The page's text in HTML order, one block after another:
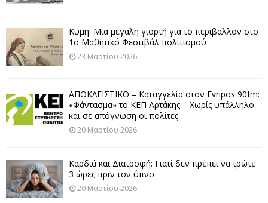
Κύμη: Μια μεγάλη γιορτή για το περιβάλλον στο
1ο Μαθητικό Φεστιβάλ πολιτισμού
23 Μαρτίου 2026
ΑΠΟΚΛΕΙΣΤΙΚΟ – Καταγγελία στον Evripos 90fm:
«Φάντασμα» το ΚΕΠ Αρτάκης – Χωρίς υπάλληλο
και σε απόγνωση οι πολίτες
20 Μαρτίου 2026
Καρδιά και Διατροφή: Γιατί δεν πρέπει να τρώτε
3 ώρες πριν τον ύπνο
20 Μαρτίου 2026